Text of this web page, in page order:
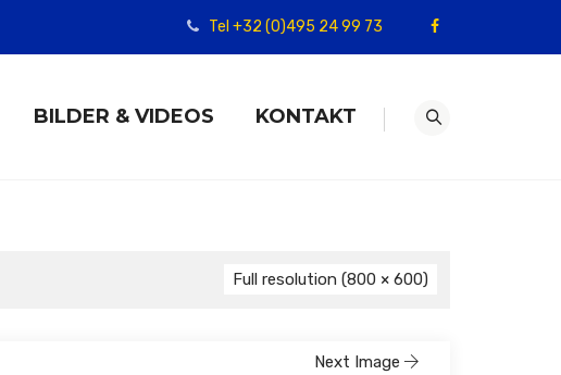
Tel +32 (0)495 24 99 73
BILDER & VIDEOS KONTAKT
Full resolution (800 × 600)
Next Image